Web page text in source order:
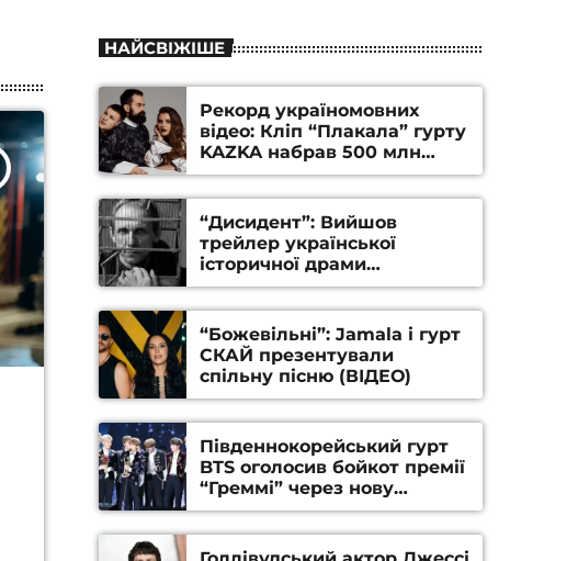
НАЙСВІЖІШЕ
Рекорд україномовних
відео: Кліп “Плакала” гурту
KAZKA набрав 500 млн
переглядів на YouTube
“Дисидент”: Вийшов
трейлер української
історичної драми
Станіслава Гуренка та
Андрія Алфьорова (ВІДЕО)
“Божевільні”: Jamala і гурт
СКАЙ презентували
спільну пісню (ВІДЕО)
Південнокорейський гурт
BTS оголосив бойкот премії
“Греммі” через нову
номінацію